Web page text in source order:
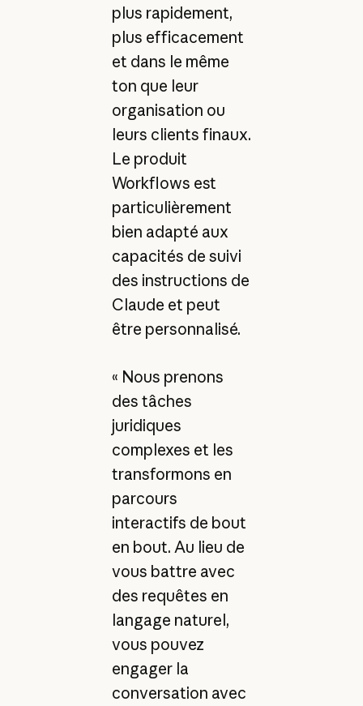
plus rapidement,
plus efficacement
et dans le même
ton que leur
organisation ou
leurs clients finaux.
Le produit
Workflows est
particulièrement
bien adapté aux
capacités de suivi
des instructions de
Claude et peut
être personnalisé.
« Nous prenons
des tâches
juridiques
complexes et les
transformons en
parcours
interactifs de bout
en bout. Au lieu de
vous battre avec
des requêtes en
langage naturel,
vous pouvez
engager la
conversation avec